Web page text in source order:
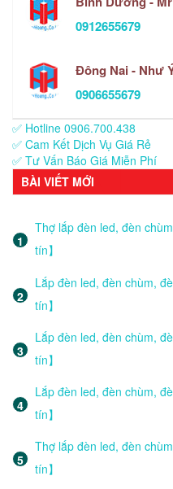
0912655679
Đông Nai - Như
0906655679
✅ Hotline 0906.700.438
✅ Cam Kết Dịch Vụ Giá Rẻ
✅ Tư Vấn Báo Giá Miễn Phí
BÀI VIẾT MỚI
Thợ lắp đèn led, đèn
tín】
Lắp đèn led, đèn chùm,
tín】
Lắp đèn led, đèn chùm,
tín】
Lắp đèn led, đèn chùm,
tín】
Thợ lắp đèn led, đèn
tín】